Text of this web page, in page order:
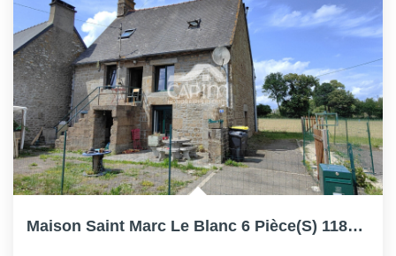
Maison Saint Marc Le Blanc 6 Pièce(s) 118m², 4 Ch, Puits,...